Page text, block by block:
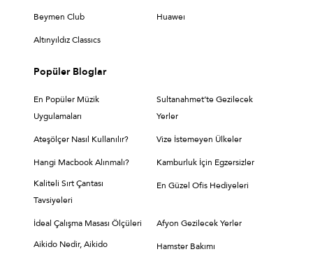
Beymen Club Huaweı
Altınyıldız Classıcs
Popüler Bloglar
En Popüler Müzik
Uygulamaları
Sultanahmet’te Gezilecek
Yerler
Ateşölçer Nasıl Kullanılır? Vize İstemeyen Ülkeler
Hangi Macbook Alınmalı?
Kamburluk İçin Egzersizler
Kaliteli Sırt Çantası
Tavsiyeleri
En Güzel Ofis Hediyeleri
İdeal Çalışma Masası Ölçüleri
Afyon Gezilecek Yerler
Aikido Nedir, Aikido
Hamster Bakımı